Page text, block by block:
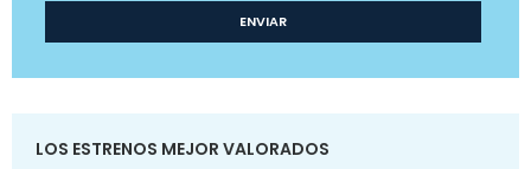
LOS ESTRENOS MEJOR VALORADOS